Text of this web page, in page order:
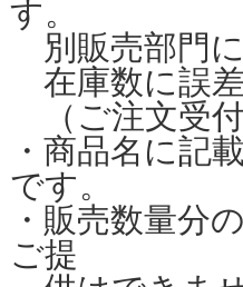
す。
別販売部門
在庫数に誤
（ご注文受
・商品名に記
です。
・販売数量分
ご提